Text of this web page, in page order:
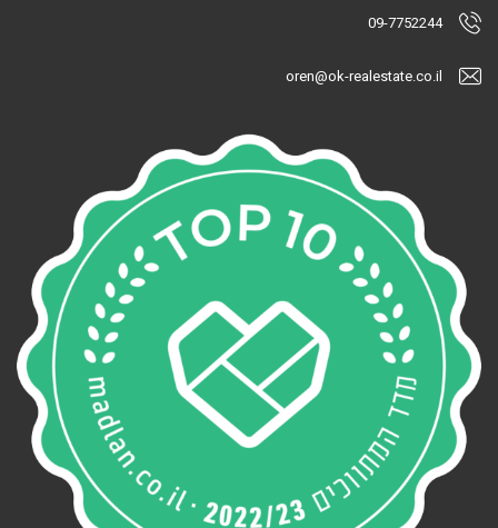
09-7752244
oren@ok-realestate.co.il